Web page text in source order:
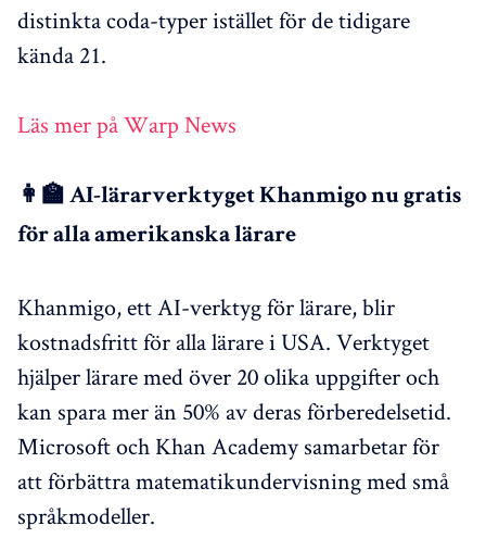
distinkta coda-typer istället för de tidigare
kända 21.
Läs mer på Warp News
👩‍🏫 AI-lärarverktyget Khanmigo nu gratis
för alla amerikanska lärare
Khanmigo, ett AI-verktyg för lärare, blir
kostnadsfritt för alla lärare i USA. Verktyget
hjälper lärare med över 20 olika uppgifter och
kan spara mer än 50% av deras förberedelsetid.
Microsoft och Khan Academy samarbetar för
att förbättra matematikundervisning med små
språkmodeller.